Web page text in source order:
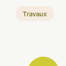
Travaux